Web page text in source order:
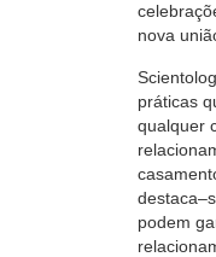
nova
práticas
qualquer
podem